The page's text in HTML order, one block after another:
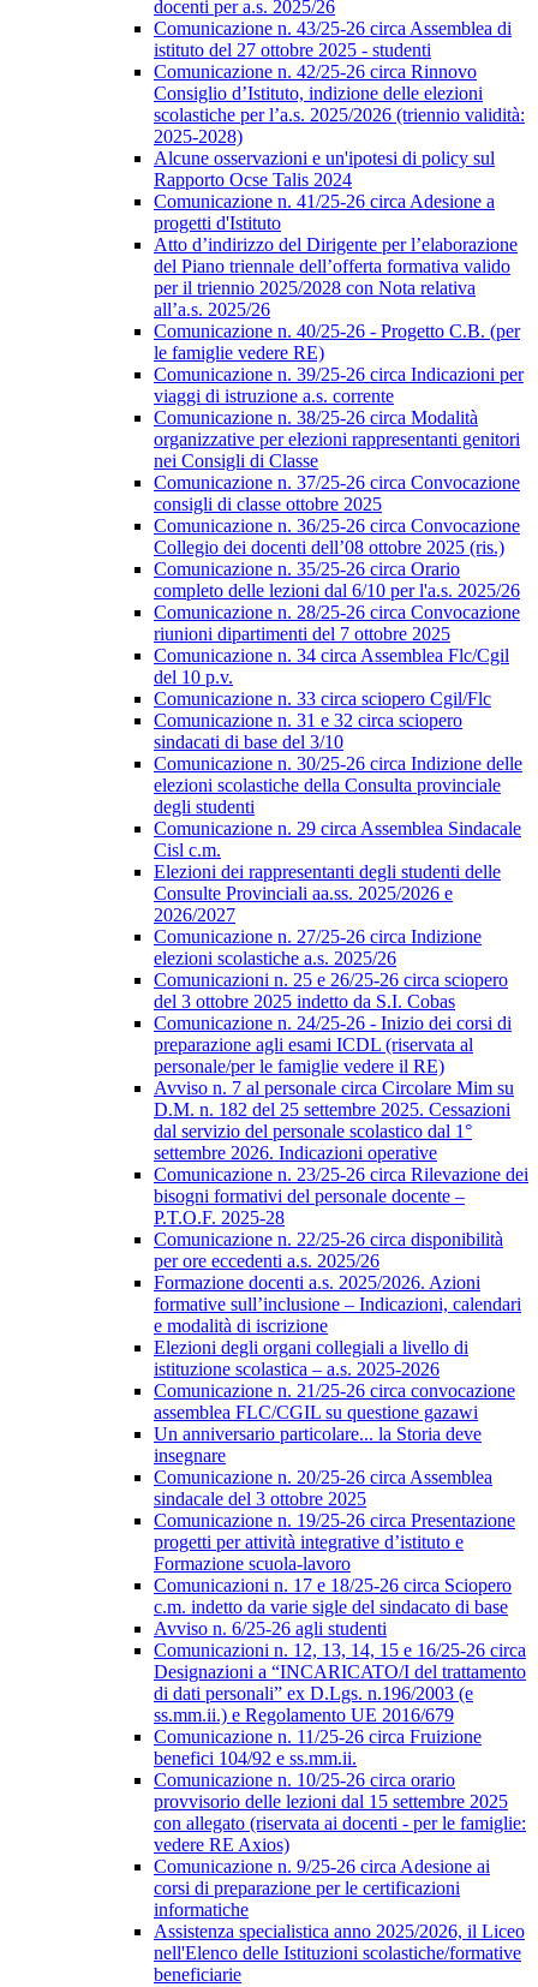
docenti per a.s. 2025/26
Comunicazione n. 43/25-26 circa Assemblea di
istituto del 27 ottobre 2025 - studenti
Comunicazione n. 42/25-26 circa Rinnovo
Consiglio d’Istituto, indizione delle elezioni
scolastiche per l’a.s. 2025/2026 (triennio validità:
2025-2028)
Alcune osservazioni e un'ipotesi di policy sul
Rapporto Ocse Talis 2024
Comunicazione n. 41/25-26 circa Adesione a
progetti d'Istituto
Atto d’indirizzo del Dirigente per l’elaborazione
del Piano triennale dell’offerta formativa valido
per il triennio 2025/2028 con Nota relativa
all’a.s. 2025/26
Comunicazione n. 40/25-26 - Progetto C.B. (per
le famiglie vedere RE)
Comunicazione n. 39/25-26 circa Indicazioni per
viaggi di istruzione a.s. corrente
Comunicazione n. 38/25-26 circa Modalità
organizzative per elezioni rappresentanti genitori
nei Consigli di Classe
Comunicazione n. 37/25-26 circa Convocazione
consigli di classe ottobre 2025
Comunicazione n. 36/25-26 circa Convocazione
Collegio dei docenti dell’08 ottobre 2025 (ris.)
Comunicazione n. 35/25-26 circa Orario
completo delle lezioni dal 6/10 per l'a.s. 2025/26
Comunicazione n. 28/25-26 circa Convocazione
riunioni dipartimenti del 7 ottobre 2025
Comunicazione n. 34 circa Assemblea Flc/Cgil
del 10 p.v.
Comunicazione n. 33 circa sciopero Cgil/Flc
Comunicazione n. 31 e 32 circa sciopero
sindacati di base del 3/10
Comunicazione n. 30/25-26 circa Indizione delle
elezioni scolastiche della Consulta provinciale
degli studenti
Comunicazione n. 29 circa Assemblea Sindacale
Cisl c.m.
Elezioni dei rappresentanti degli studenti delle
Consulte Provinciali aa.ss. 2025/2026 e
2026/2027
Comunicazione n. 27/25-26 circa Indizione
elezioni scolastiche a.s. 2025/26
Comunicazioni n. 25 e 26/25-26 circa sciopero
del 3 ottobre 2025 indetto da S.I. Cobas
Comunicazione n. 24/25-26 - Inizio dei corsi di
preparazione agli esami ICDL (riservata al
personale/per le famiglie vedere il RE)
Avviso n. 7 al personale circa Circolare Mim su
D.M. n. 182 del 25 settembre 2025. Cessazioni
dal servizio del personale scolastico dal 1°
settembre 2026. Indicazioni operative
Comunicazione n. 23/25-26 circa Rilevazione dei
bisogni formativi del personale docente –
P.T.O.F. 2025-28
Comunicazione n. 22/25-26 circa disponibilità
per ore eccedenti a.s. 2025/26
Formazione docenti a.s. 2025/2026. Azioni
formative sull’inclusione – Indicazioni, calendari
e modalità di iscrizione
Elezioni degli organi collegiali a livello di
istituzione scolastica – a.s. 2025-2026
Comunicazione n. 21/25-26 circa convocazione
assemblea FLC/CGIL su questione gazawi
Un anniversario particolare... la Storia deve
insegnare
Comunicazione n. 20/25-26 circa Assemblea
sindacale del 3 ottobre 2025
Comunicazione n. 19/25-26 circa Presentazione
progetti per attività integrative d’istituto e
Formazione scuola-lavoro
Comunicazioni n. 17 e 18/25-26 circa Sciopero
c.m. indetto da varie sigle del sindacato di base
Avviso n. 6/25-26 agli studenti
Comunicazioni n. 12, 13, 14, 15 e 16/25-26 circa
Designazioni a “INCARICATO/I del trattamento
di dati personali” ex D.Lgs. n.196/2003 (e
ss.mm.ii.) e Regolamento UE 2016/679
Comunicazione n. 11/25-26 circa Fruizione
benefici 104/92 e ss.mm.ii.
Comunicazione n. 10/25-26 circa orario
provvisorio delle lezioni dal 15 settembre 2025
con allegato (riservata ai docenti - per le famiglie:
vedere RE Axios)
Comunicazione n. 9/25-26 circa Adesione ai
corsi di preparazione per le certificazioni
informatiche
Assistenza specialistica anno 2025/2026, il Liceo
nell'Elenco delle Istituzioni scolastiche/formative
beneficiarie